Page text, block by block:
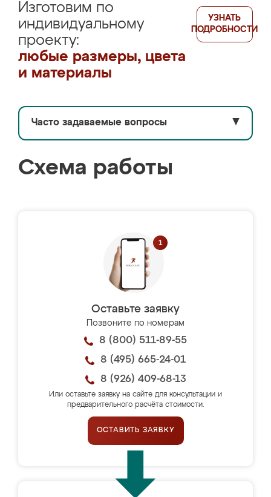
Изготовим по
индивидуальному
проекту:
любые размеры, цвета
и материалы
УЗНАТЬ
ПОДРОБНОСТИ
Часто задаваемые вопросы ▼
Схема работы
Оставьте заявку
Позвоните по номерам
8 (800) 511-89-55
8 (495) 665-24-01
8 (926) 409-68-13
Или оставьте заявку на сайте для консультации и
предварительного расчёта стоимости.
ОСТАВИТЬ ЗАЯВКУ